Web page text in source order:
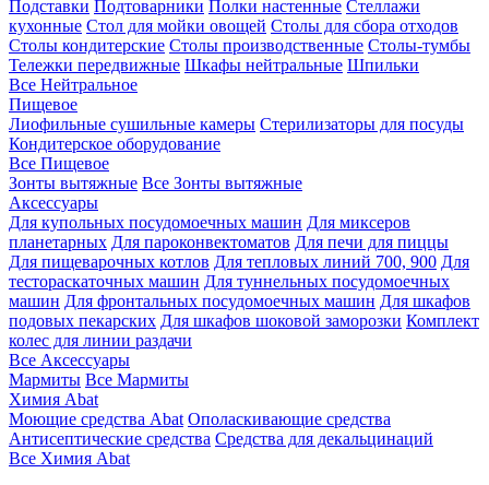
Подставки Подтоварники Полки настенные Стеллажи
кухонные Стол для мойки овощей Столы для сбора отходов
Столы кондитерские Столы производственные Столы-тумбы
Тележки передвижные Шкафы нейтральные Шпильки
Все Нейтральное
Пищевое
Лиофильные сушильные камеры Стерилизаторы для посуды
Кондитерское оборудование
Все Пищевое
Зонты вытяжные Все Зонты вытяжные
Аксессуары
Для купольных посудомоечных машин Для миксеров
планетарных Для пароконвектоматов Для печи для пиццы
Для пищеварочных котлов Для тепловых линий 700, 900 Для
тестораскаточных машин Для туннельных посудомоечных
машин Для фронтальных посудомоечных машин Для шкафов
подовых пекарских Для шкафов шоковой заморозки Комплект
колес для линии раздачи
Все Аксессуары
Мармиты Все Мармиты
Химия Abat
Моющие средства Abat Ополаскивающие средства
Антисептические средства Средства для декальцинаций
Все Химия Abat